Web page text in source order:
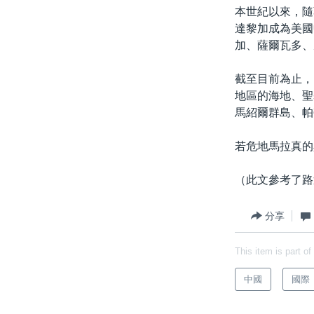
本世紀以來，
達黎加成為美
加、薩爾瓦多
截至目前為止
地區的海地、
馬紹爾群島、
若危地馬拉真
（此文參考了
分享
This item is part of
中國 國際